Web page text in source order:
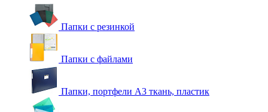
Папки с резинкой
Папки с файлами
Папки, портфели А3 ткань, пластик